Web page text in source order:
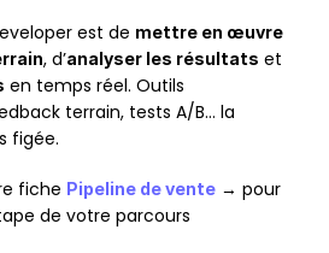
est de mettre en œuvre
, d’analyser les résultats et
en temps réel. Outils
terrain, tests A/B… la
figée.
fiche Pipeline de vente → pour
de votre parcours